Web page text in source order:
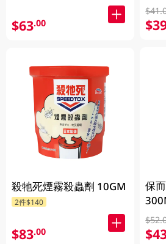
$63.00
殺牠死煙霧殺蟲劑 10GM
2件$140
$83.00
保